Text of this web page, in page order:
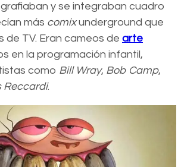
y se integraban cuadro
más comixunderground que
de TV. Eran cameos de arte
en la programación infantil,
como Bill Wray, Bob Camp,
Reccardi.